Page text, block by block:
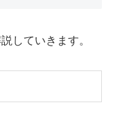
していきます。